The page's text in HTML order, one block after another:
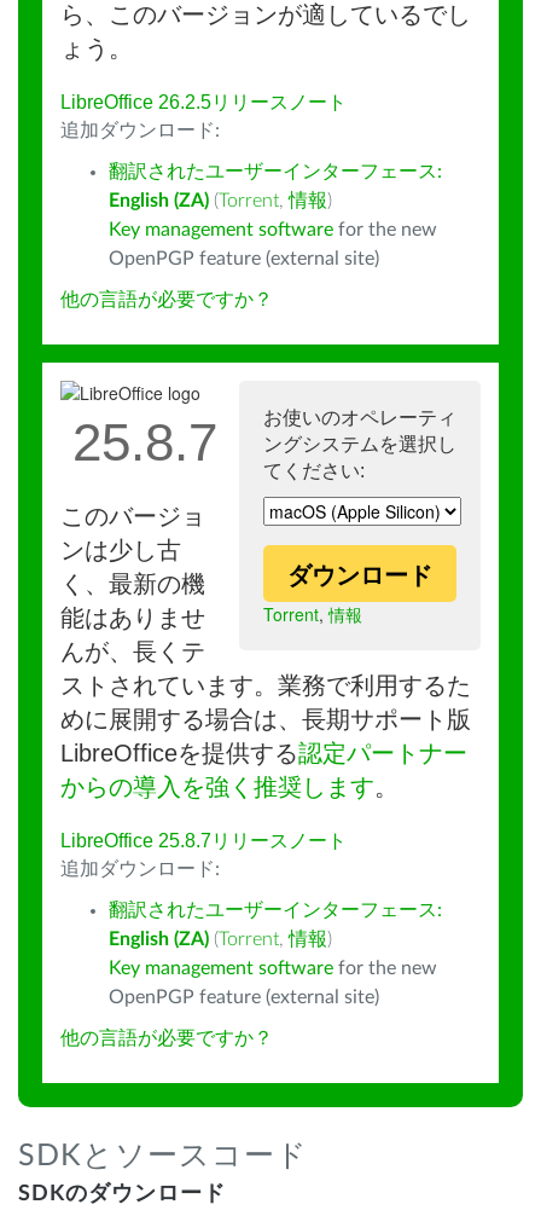
ら、このバージョンが適しているでし
ょう。
LibreOffice 26.2.5リリースノート
追加ダウンロード:
翻訳されたユーザーインターフェース:
English (ZA) (Torrent,情報)
Key management software for the new
OpenPGP feature (external site)
他の言語が必要ですか？
お使いのオペレーティ
ングシステムを選択し
てください:
ダウンロード
Torrent,情報
25.8.7
このバージョ
ンは少し古
く、最新の機
能はありませ
んが、長くテ
ストされています。業務で利用するた
めに展開する場合は、長期サポート版
LibreOfficeを提供する認定パートナー
からの導入を強く推奨します。
LibreOffice 25.8.7リリースノート
追加ダウンロード:
翻訳されたユーザーインターフェース:
English (ZA) (Torrent,情報)
Key management software for the new
OpenPGP feature (external site)
他の言語が必要ですか？
SDKとソースコード
SDKのダウンロード